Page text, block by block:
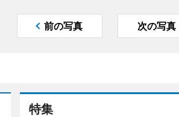
前の写真 次の写真
特集